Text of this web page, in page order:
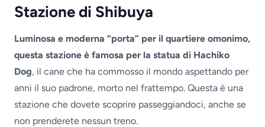
Stazione di Shibuya
Luminosa e moderna “porta” per il quartiere omonimo,
questa stazione è famosa per la statua di Hachiko
Dog, il cane che ha commosso il mondo aspettando per
anni il suo padrone, morto nel frattempo. Questa è una
stazione che dovete scoprire passeggiandoci, anche se
non prenderete nessun treno.